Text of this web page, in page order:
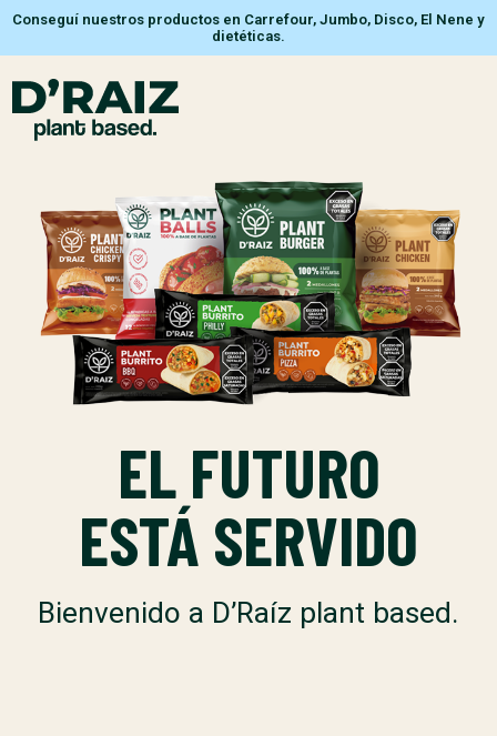
Conseguí nuestros productos en Carrefour, Jumbo, Disco, El Nene y
dietéticas.
EL FUTURO
ESTÁ SERVIDO
Bienvenido a D’Raíz plant based.